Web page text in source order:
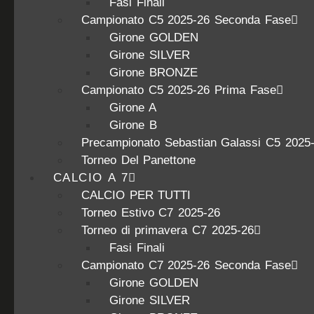
Campionato C5 2025-26 Seconda Fase
Girone GOLDEN
Girone SILVER
Girone BRONZE
Campionato C5 2025-26 Prima Fase
Girone A
Girone B
Precampionato Sebastian Galassi C5
Torneo Del Panettone
CALCIO A 7
CALCIO PER TUTTI
Torneo Estivo C7 2025-26
Torneo di primavera C7 2025-26
Fasi Finali
Campionato C7 2025-26 Seconda Fase
Girone GOLDEN
Girone SILVER